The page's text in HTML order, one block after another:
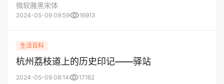
微软雅黑宋体
2024-05-09 09:59visibility16913
生活百科
杭州荔枝道上的历史印记——驿站
2024-05-09 08:14visibility17162